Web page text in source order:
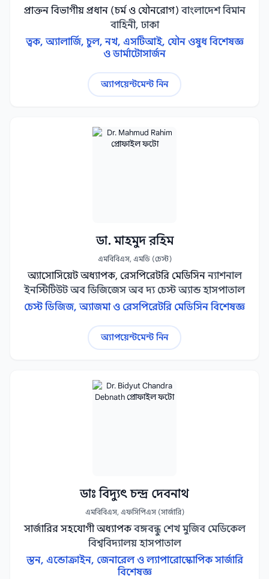
প্রাক্তন বিভাগীয় প্রধান (চর্ম ও যৌনরোগ) বাংলাদেশ বিমান
বাহিনী, ঢাকা
ত্বক, অ্যালার্জি, চুল, নখ, এসটিআই, যৌন ওষুধ বিশেষজ্ঞ
ও ডার্মাটোসার্জন
অ্যাপয়েন্টমেন্ট নিন
ডা. মাহমুদ রহিম
এমবিবিএস, এমডি (চেস্ট)
অ্যাসোসিয়েট অধ্যাপক, রেসপিরেটরি মেডিসিন ন্যাশনাল
ইনস্টিটিউট অব ডিজিজেস অব দ্য চেস্ট অ্যান্ড হাসপাতাল
চেস্ট ডিজিজ, অ্যাজমা ও রেসপিরেটরি মেডিসিন বিশেষজ্ঞ
অ্যাপয়েন্টমেন্ট নিন
ডাঃ বিদ্যুৎ চন্দ্র দেবনাথ
এমবিবিএস, এফসিপিএস (সার্জারি)
সার্জারির সহযোগী অধ্যাপক বঙ্গবন্ধু শেখ মুজিব মেডিকেল
বিশ্ববিদ্যালয় হাসপাতাল
স্তন, এন্ডোক্রাইন, জেনারেল ও ল্যাপারোস্কোপিক সার্জারি
বিশেষজ্ঞ